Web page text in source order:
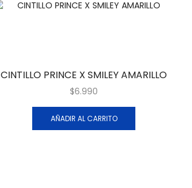
CINTILLO PRINCE X SMILEY AMARILLO
$6.990
AÑADIR AL CARRITO